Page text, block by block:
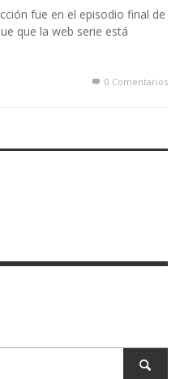
fue en el episodio final de
que la web serie está
0 Comentarios